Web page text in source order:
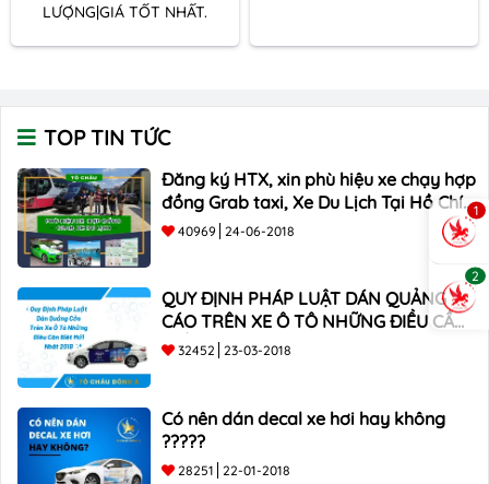
LƯỢNG|GIÁ TỐT NHẤT.
TOP TIN TỨC
Đăng ký HTX, xin phù hiệu xe chạy hợp
đồng Grab taxi, Xe Du Lịch Tại Hồ Chí
Minh Giá Rẻ
40969 24-06-2018
QUY ĐỊNH PHÁP LUẬT DÁN QUẢNG
CÁO TRÊN XE Ô TÔ NHỮNG ĐIỀU CẦN
BIẾT mới nhất 2018 ???
32452 23-03-2018
Có nên dán decal xe hơi hay không
?????
28251 22-01-2018
1
2